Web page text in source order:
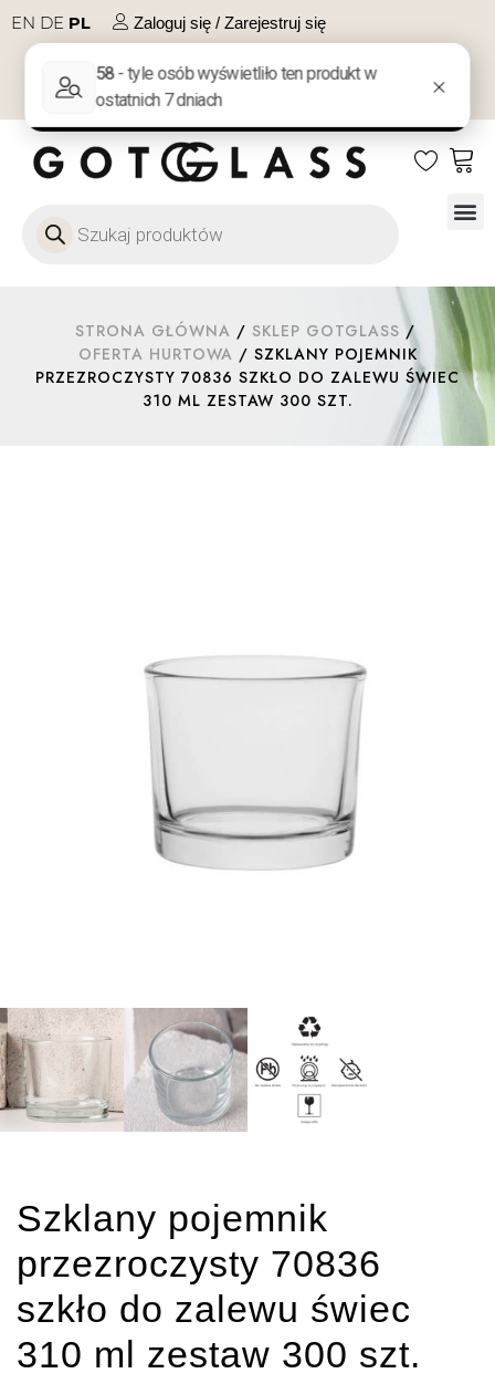
EN DE PL Zaloguj się / Zarejestruj się
NA PREZENT KONTAKT
STRONA GŁÓWNA / SKLEP GOTGLASS /
OFERTA HURTOWA / SZKLANY POJEMNIK
PRZEZROCZYSTY 70836 SZKŁO DO ZALEWU ŚWIEC
310 ML ZESTAW 300 SZT.
Szklany pojemnik
przezroczysty 70836
szkło do zalewu świec
310 ml zestaw 300 szt.